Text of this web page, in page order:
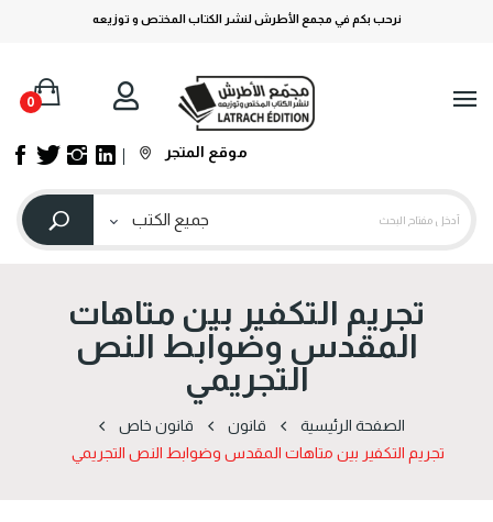
نرحب بكم في مجمع الأطرش لنشر الكتاب المختص و توزيعه
0
موقع المتجر
تجريم التكفير بين متاهات
المقدس وضوابط النص
التجريمي
الصفحة الرئيسية قانون
قانون خاص
تجريم التكفير بين متاهات المقدس وضوابط النص التجريمي